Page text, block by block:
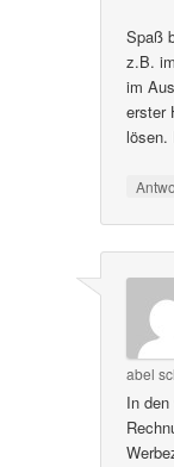
Spaß
z.B.
im
erster
lösen.
abel
In